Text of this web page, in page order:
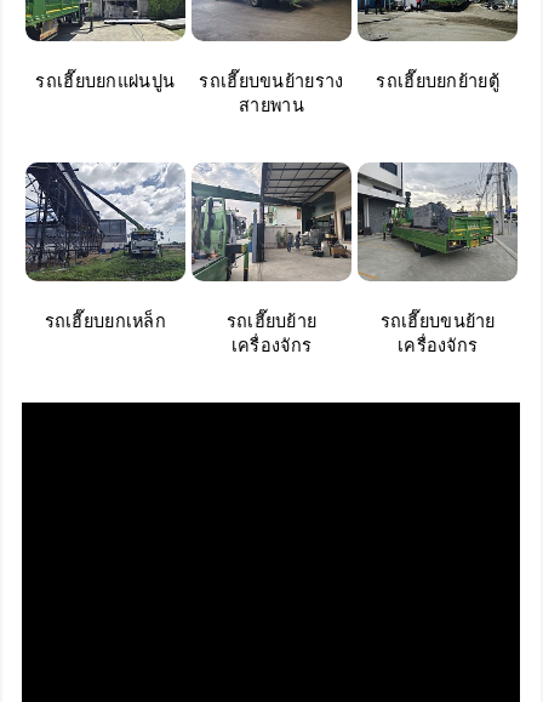
รถเฮี๊ยบยกแผ่นปูน
รถเฮี๊ยบขนย้ายราง
สายพาน
รถเฮี๊ยบยกย้ายตู้
รถเฮี๊ยบยกเหล็ก
รถเฮี๊ยบย้าย
เครื่องจักร
รถเฮี๊ยบขนย้าย
เครื่องจักร